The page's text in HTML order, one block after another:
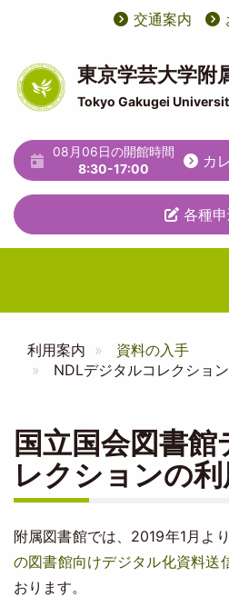
ツ
に
動
User
account
menu
ユ
ー
テ
ィ
リ
テ
ィ
メ
ュ
ー
交通案内
東京学芸大学附
Tokyo Gakugei
08月06日の開館時間
8:30-17:00
カ
各種
利用案内
資料の入手
NDLデジタルコレクショ
国立国会図書館
レクションの利
附属図書館では、2019年1月より
の図書館向けデジタル化資料送
おります。